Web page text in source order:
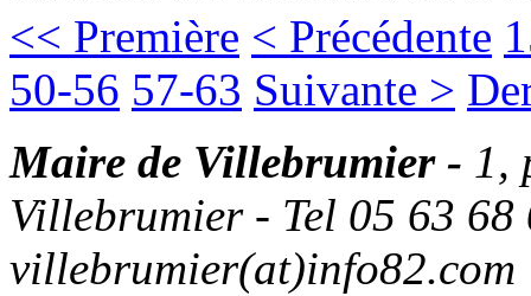
<< Première < Précédente
50-56 57-63 Suivante >
Maire de Villebrumier - 1,
Villebrumier - Tel 05 63
villebrumier(at)info82.com